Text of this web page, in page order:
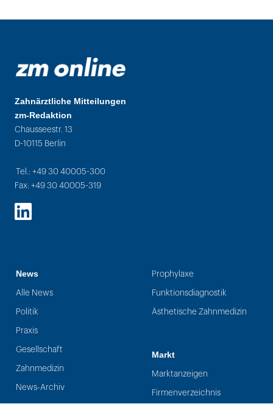
Zahnärztliche Mitteilungen
zm-Redaktion
Chausseestr. 13
D-10115 Berlin
Tel.: +49 30 40005-300
Fax: +49 30 40005-319
LinkedIn
News
Alle News
Politik
Praxis
Gesellschaft
Zahnmedizin
News-Archiv
Prophylaxe
Funktionsdiagnostik
Ästhetische Zahnmedizin
Markt
Marktanzeigen
Firmenverzeichnis